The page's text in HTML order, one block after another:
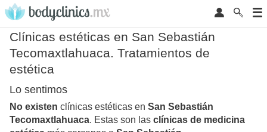
Clínicas estéticas en San Sebastián
Tecomaxtlahuaca. Tratamientos de
estética
Lo sentimos
No existen clínicas estéticas en San Sebastián
Tecomaxtlahuaca. Estas son las clínicas de medicina